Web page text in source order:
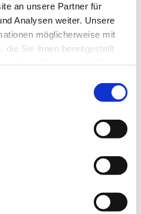
an unsere Partner für
Analysen weiter. Unsere
möglicherweise mit
die Sie ihnen bereitgestellt
Sie auch